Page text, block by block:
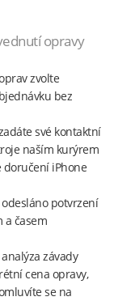
opravy
zvolte
bez
své kontaktní
naším kurýrem
iPhone
potvrzení
a časem
závady
cena opravy,
se na